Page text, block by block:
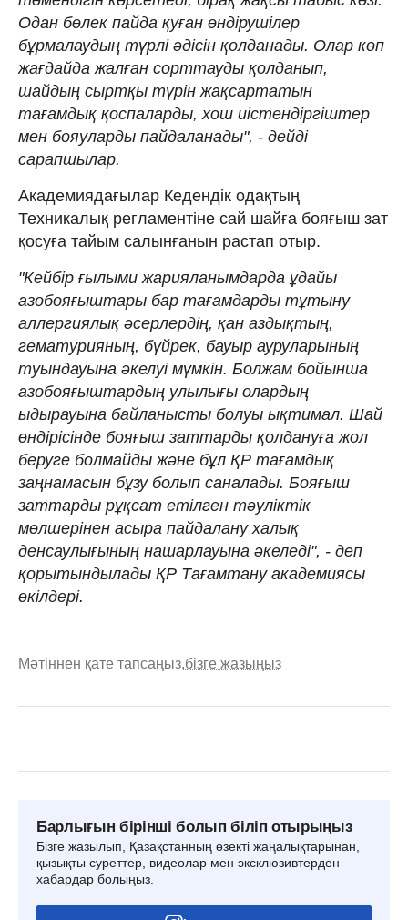
Одан бөлек пайда қуған өндірушілер
бұрмалаудың түрлі әдісін қолданады. Олар көп
жағдайда жалған сорттауды қолданып,
шайдың сыртқы түрін жақсартатын
тағамдық қоспаларды, хош иістендіргіштер
мен бояуларды пайдаланады", - дейді
сарапшылар.
Академиядағылар Кедендік одақтың
Техникалық регламентіне сай шайға бояғыш зат
қосуға тайым салынғанын растап отыр.
"Кейбір ғылыми жарияланымдарда ұдайы
азобояғыштары бар тағамдарды тұтыну
аллергиялық әсерлердің, қан аздықтың,
гематурияның, бүйрек, бауыр ауруларының
туындауына әкелуі мүмкін. Болжам бойынша
азобояғыштардың улылығы олардың
ыдырауына байланысты болуы ықтимал. Шай
өндірісінде бояғыш заттарды қолдануға жол
беруге болмайды және бұл ҚР тағамдық
заңнамасын бұзу болып саналады. Бояғыш
заттарды рұқсат етілген тәуліктік
мөлшерінен асыра пайдалану халық
денсаулығының нашарлауына әкеледі", - деп
қорытындылады ҚР Тағамтану академиясы
өкілдері.
Мәтіннен қате тапсаңыз,бізге жазыңыз
Барлығын бірінші болып біліп отырыңыз
Бізге жазылып, Қазақстанның өзекті жаңалықтарынан,
қызықты суреттер, видеолар мен эксклюзивтерден
хабардар болыңыз.